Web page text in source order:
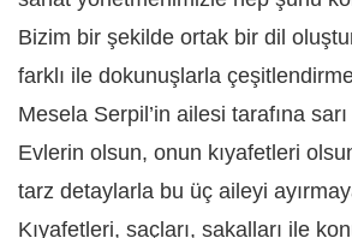
Bizim bir şekilde ortak bir dil
farklı ile dokunuşlarla
Mesela Serpil’in ailesi tarafına
Evlerin olsun, onun kıyafetleri
tarz detaylarla bu üç aileyi
Kıyafetleri, saçları, sakalları ile